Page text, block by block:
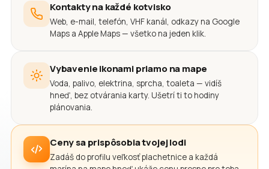
Kontakty na každé kotvisko
Web, e-mail, telefón, VHF kanál, odkazy na Google
Maps a Apple Maps — všetko na jeden klik.
Vybavenie ikonami priamo na mape
Voda, palivo, elektrina, sprcha, toaleta — vidíš
hneď, bez otvárania karty. Ušetrí ti to hodiny
plánovania.
Ceny sa prispôsobia tvojej lodi
Zadáš do profilu veľkosť plachetnice a každá